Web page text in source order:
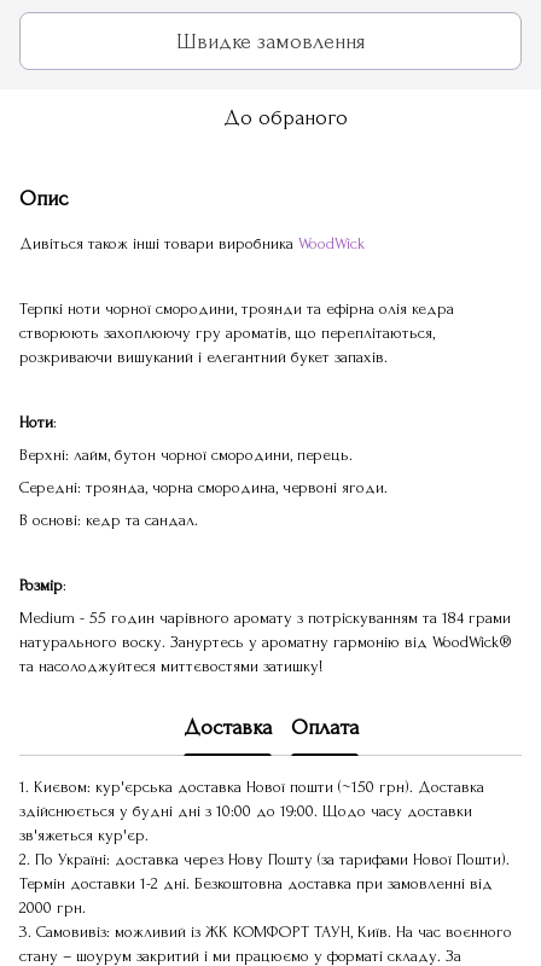
Швидке замовлення
До обраного
Опис
Дивіться також інші товари виробника WoodWick
Терпкі ноти чорної смородини, троянди та ефірна олія кедра
створюють захоплюючу гру ароматів, що переплітаються,
розкриваючи вишуканий і елегантний букет запахів.
Ноти:
Верхні: лайм, бутон чорної смородини, перець.
Середні: троянда, чорна смородина, червоні ягоди.
В основі: кедр та сандал.
Розмір:
Medium - 55 годин чарівного аромату з потріскуванням та 184 грами
натурального воску. Зануртесь у ароматну гармонію від WoodWick®
та насолоджуйтеся миттєвостями затишку!
Доставка Оплата
1. Києвом: кур'єрська доставка Нової пошти (~150 грн). Доставка
здійснюється у будні дні з 10:00 до 19:00. Щодо часу доставки
зв'яжеться кур'єр.
2. По Україні: доставка через Нову Пошту (за тарифами Нової Пошти).
Термін доставки 1-2 дні. Безкоштовна доставка при замовленні від
2000 грн.
3. Самовивіз: можливий із ЖК КОМФОРТ ТАУН, Київ. На час воєнного
стану – шоурум закритий і ми працюємо у форматі складу. За